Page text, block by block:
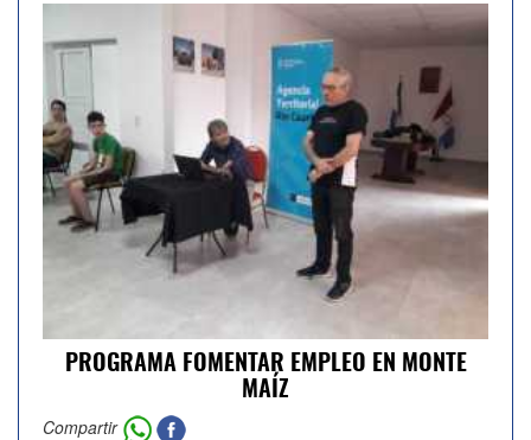
PROGRAMA FOMENTAR EMPLEO EN MONTE
MAÍZ
Compartir